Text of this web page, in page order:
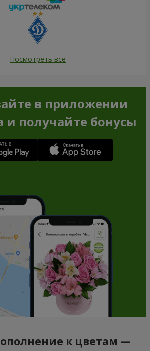
Посмотреть все
в приложении
и получайте бонусы
к цветам —